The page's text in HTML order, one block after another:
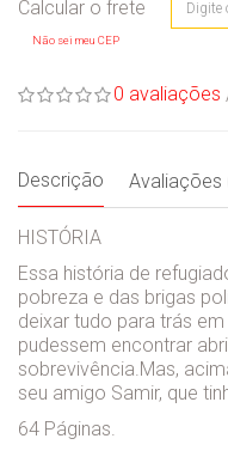
Não sei meu CEP
0 avaliações
Descrição Avaliações
HISTÓRIA
Essa história de
pobreza e das brigas
deixar tudo para trás
pudessem encontrar
sobrevivência.Mas,
seu amigo Samir, que
64 Páginas.